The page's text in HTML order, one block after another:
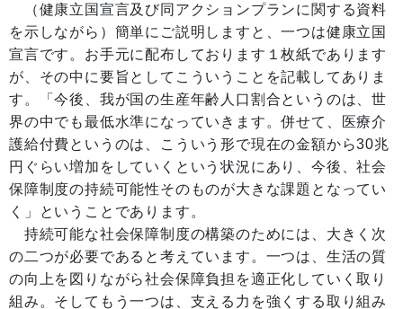
（健康立国宣言及び同アクションプランに関する資料
を示しながら）簡単にご説明しますと、一つは健康立国
宣言です。お手元に配布しております１枚紙であります
が、その中に要旨としてこういうことを記載してありま
す。「今後、我が国の生産年齢人口割合というのは、世
界の中でも最低水準になっていきます。併せて、医療介
護給付費というのは、こういう形で現在の金額から30兆
円ぐらい増加をしていくという状況にあり、今後、社会
保障制度の持続可能性そのものが大きな課題となってい
く」ということであります。
持続可能な社会保障制度の構築のためには、大きく次
の二つが必要であると考えています。一つは、生活の質
の向上を図りながら社会保障負担を適正化していく取り
組み。そしてもう一つは、支える力を強くする取り組み